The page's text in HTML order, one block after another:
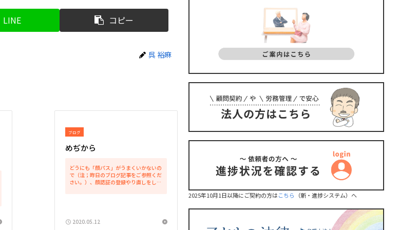
LINE コピー
呉 裕麻
ブログ
めぢから
どうにも「顔パス」がうまくいかないの
で（注；昨日のブログ記事をご参照くだ
さい。）、顔認証の登録やり直しをしよ
2020.05.12
2025年10月1日以降にご契約の方はこちら （新・進捗システム）へ